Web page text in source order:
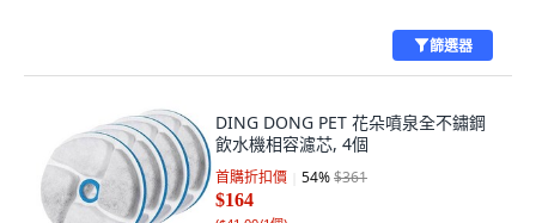
篩選器
DING DONG PET 花朵噴泉全不鏽鋼
飲水機相容濾芯, 4個
首購折扣價 54%$361
$164